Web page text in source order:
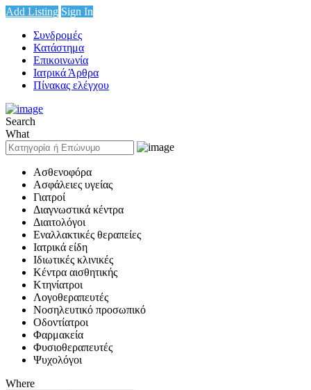
Add Listing Sign In
Συνδρομές
Κατάστημα
Επικοινωνία
Ιατρικά Άρθρα
Πίνακας ελέγχου
Search
What
Ασθενοφόρα
Ασφάλειες υγείας
Γιατροί
Διαγνωστικά κέντρα
Διαιτολόγοι
Εναλλακτικές θεραπείες
Ιατρικά είδη
Ιδιωτικές κλινικές
Κέντρα αισθητικής
Κτηνίατροι
Λογοθεραπευτές
Νοσηλευτικό προσωπικό
Οδοντίατροι
Φαρμακεία
Φυσιοθεραπευτές
Ψυχολόγοι
Where